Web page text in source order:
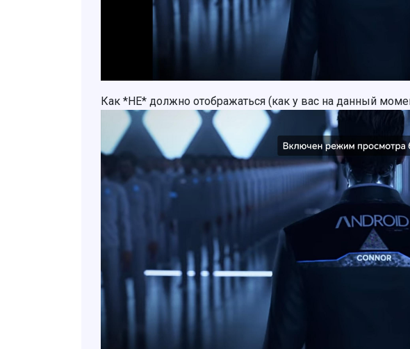
Как *НЕ* должно отображаться (как у вас на данный